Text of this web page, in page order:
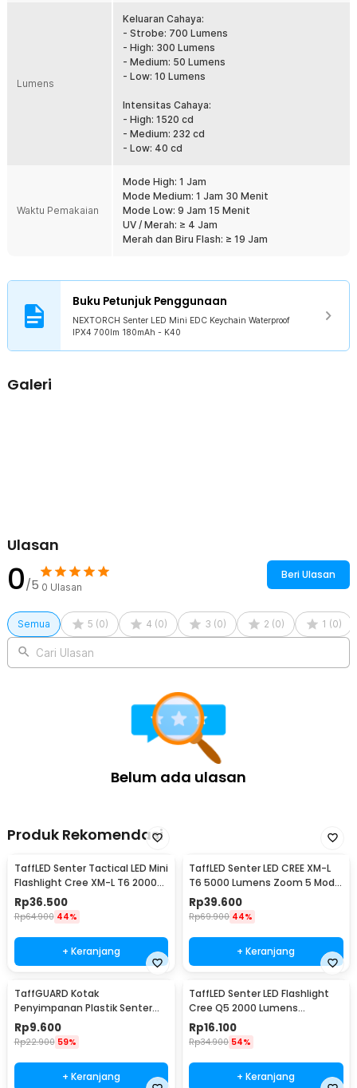
Kapasitas Baterai 180 mAh
Dilengkapi dengan baterai bawaan dengan kapasitas 180 mAh. Jika
baterai sudah habis, tak perlu pusing untuk mengganti baterai
karena Anda bisa mengisi ulang menggunakan kabel charger USB
Type C yang tersedia.
Ketangguhan Luar Biasa
Meski memiliki bentuk yang mini, namun ketangguhannya tidak
perlu diragukan lagi. Paparan air? Tidak perlu khawatir karena
senter LED dilengkapi dengan perlindungan waterproof IPX4. Jatuh
banting jika jatuh dari ketinggian 1 M.
Senter LED mini termasuk ke dalam EDC karena memiliki bentuk
yang sangat ringkas. Tersedia karabiner sehingga Anda bisa
aktivitas luar rumah seperti camping, tracking, dan lainnya.
Kelengkapan Produk
Rincian yang Anda dapatkan untuk pembelian produk ini:
1 x NEXTORCH Senter LED Mini EDC Keychain Waterproof IPX4
1 x Kabel USB Type C
Lumens
Keluaran Cahaya:
- Strobe: 700 Lumens
- High: 300 Lumens
- Medium: 50 Lumens
- Low: 10 Lumens
Intensitas Cahaya:
- High: 1520 cd
- Medium: 232 cd
- Low: 40 cd
Waktu Pemakaian
Mode High: 1 Jam
Mode Medium: 1 Jam 30 Menit
Mode Low: 9 Jam 15 Menit
UV / Merah: ≥ 4 Jam
Merah dan Biru Flash: ≥ 19 Jam
Buku Petunjuk Penggunaan
NEXTORCH Senter LED Mini EDC Keychain Waterproof
IPX4 700lm 180mAh - K40
Galeri
Ulasan
0/5 0 Ulasan
Beri Ulasan
Semua 5 (0) 4 (0) 3 (0) 2 (0) 1 (0)
Cari Ulasan
Belum ada ulasan
Produk Rekomendasi
TaffLED Senter Tactical LED Mini
Flashlight Cree XM-L T6 2000
Lumens - E17
Rp36.500
Rp64.900 44%
+ Keranjang
TaffLED Senter LED CREE XM-L
T6 5000 Lumens Zoom 5 Mode
Baterai 26650 - E97
Rp39.600
Rp69.900 44%
+ Keranjang
TaffGUARD Kotak
Penyimpanan Plastik Senter
LED Box 18x11.5x4.7cm - FN10
Rp9.600
Rp22.900 59%
+ Keranjang
TaffLED Senter LED Flashlight
Cree Q5 2000 Lumens
Aluminium Steel - LFU01
Rp16.100
Rp34.900 54%
+ Keranjang